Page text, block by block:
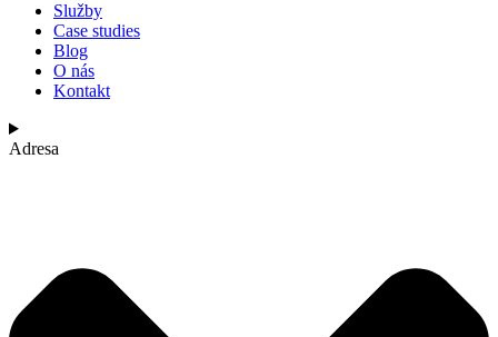
Služby
Case studies
Blog
O nás
Kontakt
Adresa